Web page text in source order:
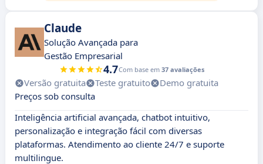
Claude
Solução Avançada para
Gestão Empresarial
4.7Com base em 37 avaliações
Versão gratuita Teste gratuito
Demo gratuita
Preços sob consulta
Inteligência artificial avançada, chatbot intuitivo,
personalização e integração fácil com diversas
plataformas. Atendimento ao cliente 24/7 e suporte
multilingue.